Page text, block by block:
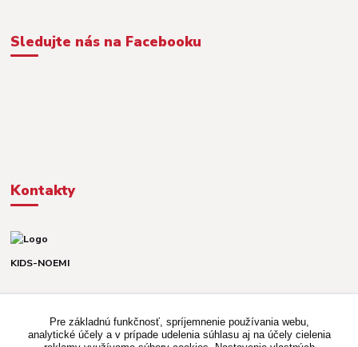
Sledujte nás na Facebooku
Kontakty
KIDS-NOEMI
(Po-Pia, 8-16 hod.)
Pre základnú funkčnosť, spríjemnenie používania webu,
analytické účely a v prípade udelenia súhlasu aj na účely cielenia